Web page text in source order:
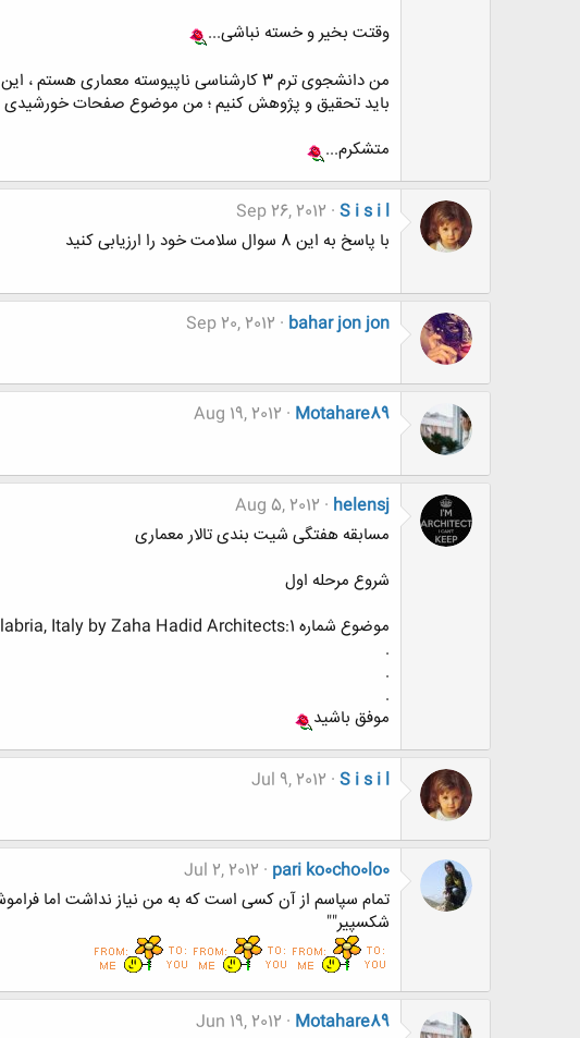
وقتت بخیر و خسته نباشی...
باید تحقیق و پژوهش کنیم ؛ من موضوع صفحات خورشیدی
متشکرم...
S i s i l
Sep 26, 2012
با پاسخ به این 8 سوال سلامت خود را ارزیابی کنید
bahar jon jon
Sep 20, 2012
Motahare89
Aug 19, 2012
helensj
Aug 5, 2012
مسابقه هفتگی شیت بندی تالار معماری
شروع مرحله اول
موضوع شماره 1:Regium Waterfront in Reggio Calabria, Italy by Zaha Hadid Architects
.
.
.
موفق باشید
S i s i l
Jul 9, 2012
pari ko0cho0lo0
Jul 2, 2012
تمام سپاسم از آن کسی است که به من نیاز نداشت اما
شکسپیر""
Motahare89
Jun 19, 2012